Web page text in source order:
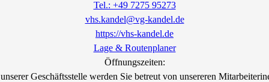
Tel.: +49 7275 95273
vhs.kandel@vg-kandel.de
https://vhs-kandel.de
Lage & Routenplaner
Öffnungszeiten:
Geschäftsstelle werden Sie betreut von unsereren